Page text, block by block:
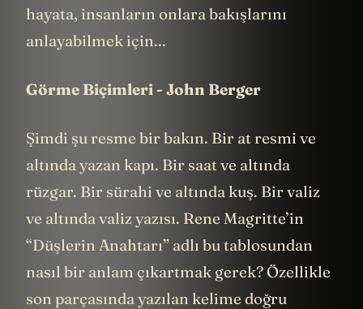
hayata, insanların onlara bakışlarını
anlayabilmek için...
Görme Biçimleri - John Berger
Şimdi şu resme bir bakın. Bir at resmi ve
altında yazan kapı. Bir saat ve altında
rüzgar. Bir sürahi ve altında kuş. Bir valiz
ve altında valiz yazısı. Rene Magritte’in
“Düşlerin Anahtarı” adlı bu tablosundan
nasıl bir anlam çıkartmak gerek? Özellikle
son parçasında yazılan kelime doğru